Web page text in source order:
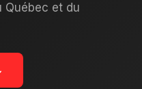
Québec et du